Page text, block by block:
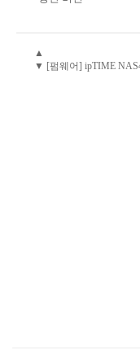
▲
▼ [펌웨어] ipTIME